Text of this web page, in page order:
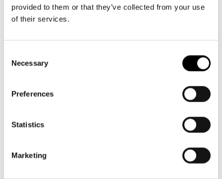
provided to them or that they’ve collected from your use
of their services.
Selection
Necessary
Preferences
Statistics
Marketing
Kontaktuppgifter
Svenska Teatern Live
BILJETTER
Köp biljetter
Kundtjänst per epost
Biljettkassan öppnar 11.8
LÄNKAR